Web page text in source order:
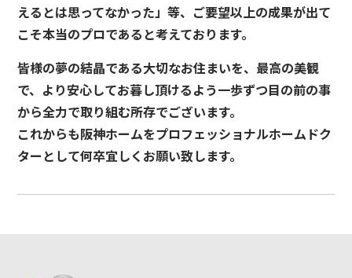
えるとは思ってなかった」等、ご要望以上の成果が出て
こそ本当のプロであると考えております。
皆様の夢の結晶である大切なお住まいを、最高の美観
で、より安心してお暮し頂けるよう一歩ずつ目の前の事
から全力で取り組む所存でございます。
これからも阪神ホームをプロフェッショナルホームドク
ターとして何卒宜しくお願い致します。